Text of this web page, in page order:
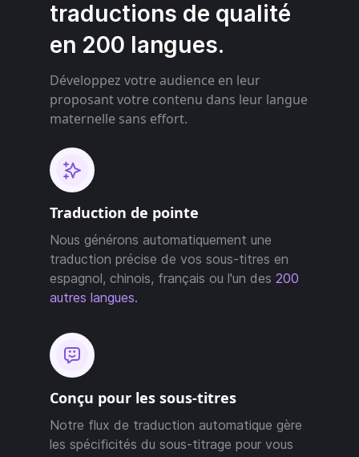
traductions de qualité
en 200 langues.
Développez votre audience en leur
proposant votre contenu dans leur langue
maternelle sans effort.
Traduction de pointe
Nous générons automatiquement une
traduction précise de vos sous-titres en
espagnol, chinois, français ou l'un des 200
autres langues.
Conçu pour les sous-titres
Notre flux de traduction automatique gère
les spécificités du sous-titrage pour vous